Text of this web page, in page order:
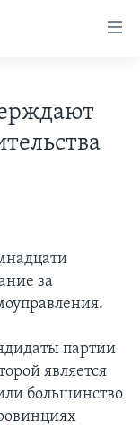
за
партии
является
большинство